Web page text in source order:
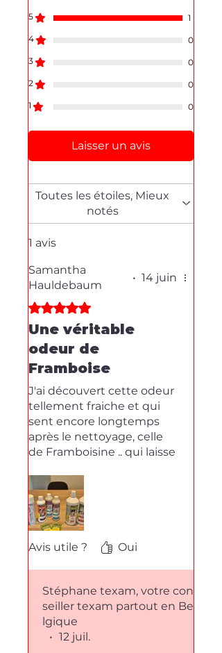
cette page.
texam et dépannage produit
partout en Belgique.
5
1
4
0
3
0
2
0
1
0
Laisser un avis
Toutes les étoiles, Mieux
notés
1 avis
Samantha
Hauldebaum
• 14 juin
Noté 5 sur 5.
Une véritable
odeur de
Framboise
J'ai découvert cette odeur
tellement fraiche et qui
sent encore longtemps
après le nettoyage, celle
de Framboisine .. qui laisse
note fruitée!✨️ juste
Whaou, testez et vous
verrez que le résultat est
aussi beau visuellement
après passage que pour les
part ailleurs
Avis utile ? Oui
Stéphane texam, votre con
seiller texam partout en Be
lgique
• 12 juil.